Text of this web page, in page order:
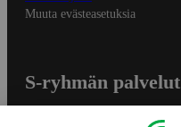
Muuta evästeasetuksia
S-ryhmän palvelut